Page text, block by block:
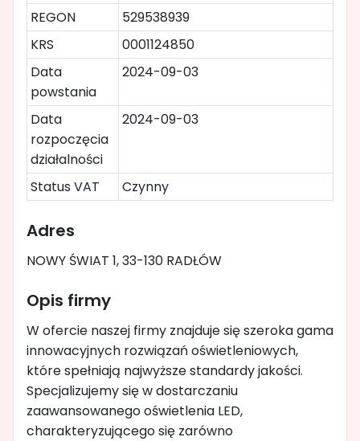
REGON
529538939
KRS
0001124850
Data
powstania
2024-09-03
Data
rozpoczęcia
działalności
2024-09-03
Status VAT Czynny
Adres
NOWY ŚWIAT 1, 33-130 RADŁÓW
Opis firmy
W ofercie naszej firmy znajduje się szeroka gama
innowacyjnych rozwiązań oświetleniowych,
które spełniają najwyższe standardy jakości.
Specjalizujemy się w dostarczaniu
zaawansowanego oświetlenia LED,
charakteryzującego się zarówno